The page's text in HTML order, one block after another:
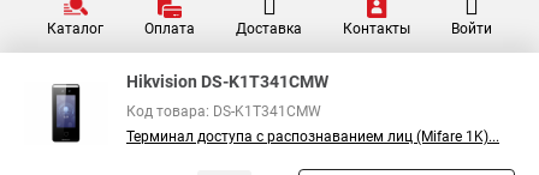
Каталог Оплата Доставка Контакты Войти
Hikvision DS-K1T341CMW
Код товара: DS-K1T341CMW
Терминал доступа с распознаванием лиц (Mifare 1K)...